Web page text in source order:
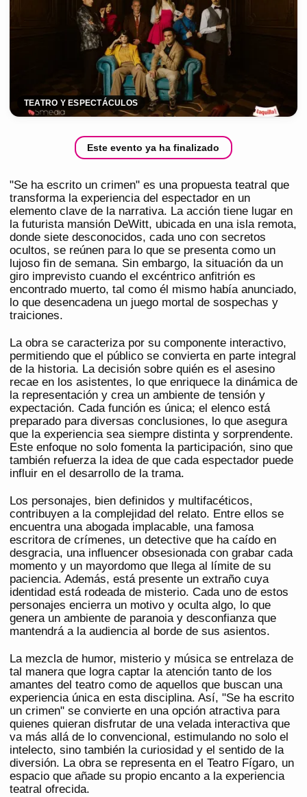
TEATRO Y ESPECTÁCULOS
Este evento ya ha finalizado
"Se ha escrito un crimen" es una propuesta teatral que
transforma la experiencia del espectador en un
elemento clave de la narrativa. La acción tiene lugar en
la futurista mansión DeWitt, ubicada en una isla remota,
donde siete desconocidos, cada uno con secretos
ocultos, se reúnen para lo que se presenta como un
lujoso fin de semana. Sin embargo, la situación da un
giro imprevisto cuando el excéntrico anfitrión es
encontrado muerto, tal como él mismo había anunciado,
lo que desencadena un juego mortal de sospechas y
traiciones.
La obra se caracteriza por su componente interactivo,
permitiendo que el público se convierta en parte integral
de la historia. La decisión sobre quién es el asesino
recae en los asistentes, lo que enriquece la dinámica de
la representación y crea un ambiente de tensión y
expectación. Cada función es única; el elenco está
preparado para diversas conclusiones, lo que asegura
que la experiencia sea siempre distinta y sorprendente.
Este enfoque no solo fomenta la participación, sino que
también refuerza la idea de que cada espectador puede
influir en el desarrollo de la trama.
Los personajes, bien definidos y multifacéticos,
contribuyen a la complejidad del relato. Entre ellos se
encuentra una abogada implacable, una famosa
escritora de crímenes, un detective que ha caído en
desgracia, una influencer obsesionada con grabar cada
momento y un mayordomo que llega al límite de su
paciencia. Además, está presente un extraño cuya
identidad está rodeada de misterio. Cada uno de estos
personajes encierra un motivo y oculta algo, lo que
genera un ambiente de paranoia y desconfianza que
mantendrá a la audiencia al borde de sus asientos.
La mezcla de humor, misterio y música se entrelaza de
tal manera que logra captar la atención tanto de los
amantes del teatro como de aquellos que buscan una
experiencia única en esta disciplina. Así, "Se ha escrito
un crimen" se convierte en una opción atractiva para
quienes quieran disfrutar de una velada interactiva que
va más allá de lo convencional, estimulando no solo el
intelecto, sino también la curiosidad y el sentido de la
diversión. La obra se representa en el Teatro Fígaro, un
espacio que añade su propio encanto a la experiencia
teatral ofrecida.